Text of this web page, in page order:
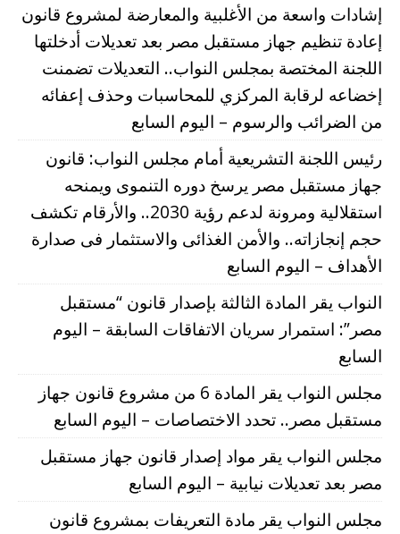
إشادات واسعة من الأغلبية والمعارضة لمشروع قانون
إعادة تنظيم جهاز مستقبل مصر بعد تعديلات أدخلتها
اللجنة المختصة بمجلس النواب.. التعديلات تضمنت
إخضاعه لرقابة المركزي للمحاسبات وحذف إعفائه
من الضرائب والرسوم – اليوم السابع
رئيس اللجنة التشريعية أمام مجلس النواب: قانون
جهاز مستقبل مصر يرسخ دوره التنموى ويمنحه
استقلالية ومرونة لدعم رؤية 2030.. والأرقام تكشف
حجم إنجازاته.. والأمن الغذائى والاستثمار فى صدارة
الأهداف – اليوم السابع
النواب يقر المادة الثالثة بإصدار قانون “مستقبل
مصر”: استمرار سريان الاتفاقات السابقة – اليوم
السابع
مجلس النواب يقر المادة 6 من مشروع قانون جهاز
مستقبل مصر.. تحدد الاختصاصات – اليوم السابع
مجلس النواب يقر مواد إصدار قانون جهاز مستقبل
مصر بعد تعديلات نيابية – اليوم السابع
مجلس النواب يقر مادة التعريفات بمشروع قانون